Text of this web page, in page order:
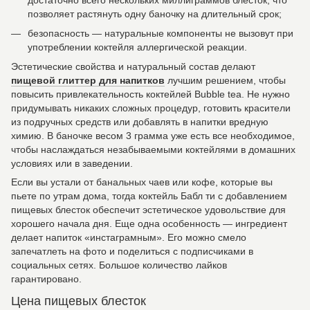
позволяет растянуть одну баночку на длительный срок;
безопасность — натуральные компоненты не вызовут при
употреблении коктейля аллергической реакции.
Эстетические свойства и натуральный состав делают
пищевой глиттер для напитков лучшим решением, чтобы
повысить привлекательность коктейлей Bubble tea. Не нужно
придумывать никаких сложных процедур, готовить красители
из подручных средств или добавлять в напитки вредную
химию. В баночке весом 3 грамма уже есть все необходимое,
чтобы наслаждаться незабываемыми коктейлями в домашних
условиях или в заведении.
Если вы устали от банальных чаев или кофе, которые вы
пьете по утрам дома, тогда коктейль Бабл ти с добавлением
пищевых блесток обеспечит эстетическое удовольствие для
хорошего начала дня. Еще одна особенность — ингредиент
делает напиток «инстаграмным». Его можно смело
запечатлеть на фото и поделиться с подписчиками в
социальных сетях. Большое количество лайков
гарантировано.
Цена пищевых блесток